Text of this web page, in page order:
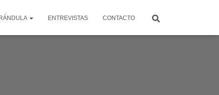
ENTREVISTAS CONTACTO